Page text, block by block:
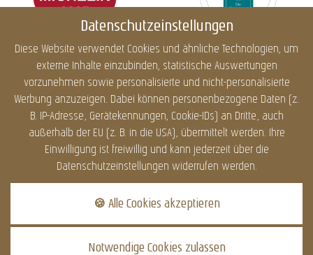
Datenschutzeinstellungen
Diese Website verwendet Cookies und ähnliche Technologien, um
externe Inhalte einzubinden, statistische Auswertungen
vorzunehmen sowie personalisierte und nicht-personalisierte
Werbung anzuzeigen. Dabei können personenbezogene Daten (z.
B. IP-Adresse, Gerätekennungen, Cookie-IDs) an Dritte, auch
außerhalb der EU (z. B. in die USA), übermittelt werden. Ihre
Einwilligung ist freiwillig und kann jederzeit über die
Datenschutzeinstellungen widerrufen werden.
🍪 Alle Cookies akzeptieren
Notwendige Cookies zulassen
Impressum Datenschutz Cookies
Barrierefreiheit
Sitemap
DATENSCHUTZ
Dieser Inhalt ist nur
sichtbar wenn Sie